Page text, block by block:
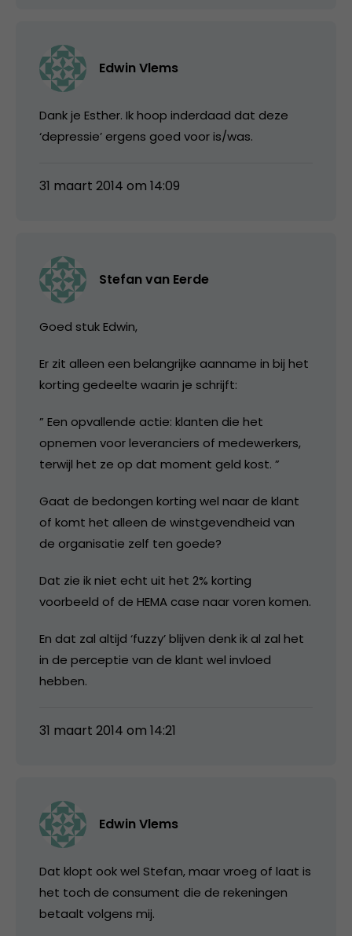
Edwin Vlems
Dank je Esther. Ik hoop inderdaad dat deze
‘depressie’ ergens goed voor is/was.
31 maart 2014 om 14:09
Stefan van Eerde
Goed stuk Edwin,
Er zit alleen een belangrijke aanname in bij het
korting gedeelte waarin je schrijft:
” Een opvallende actie: klanten die het
opnemen voor leveranciers of medewerkers,
terwijl het ze op dat moment geld kost. ”
Gaat de bedongen korting wel naar de klant
of komt het alleen de winstgevendheid van
de organisatie zelf ten goede?
Dat zie ik niet echt uit het 2% korting
voorbeeld of de HEMA case naar voren komen.
En dat zal altijd ‘fuzzy’ blijven denk ik al zal het
in de perceptie van de klant wel invloed
hebben.
31 maart 2014 om 14:21
Edwin Vlems
Dat klopt ook wel Stefan, maar vroeg of laat is
het toch de consument die de rekeningen
betaalt volgens mij.